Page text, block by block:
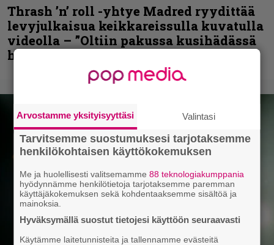
Thrash ’n’ roll -yhtye Madred ryydittää
levyjulkaisua keikkareissulla kuvatulla
videolla – ”Oltiin pakussa kusihädässä
helvetin väsyneenä…”
Arvostamme yksityisyyttäsi Valintasi
Tarvitsemme suostumuksesi tarjotaksemme
henkilökohtaisen käyttökokemuksen
Me ja huolellisesti valitsemamme88 teknologiakumppania
hyödynnämme henkilötietoja tarjotaksemme paremman
käyttäjäkokemuksen sekä kohdentaaksemme sisältöä ja
mainoksia.
Hyväksymällä suostut tietojesi käyttöön seuraavasti
Käytämme laitetunnisteita ja tallennamme evästeitä